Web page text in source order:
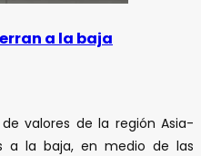
a la baja
valores de la región Asia-
a la baja, en medio de las